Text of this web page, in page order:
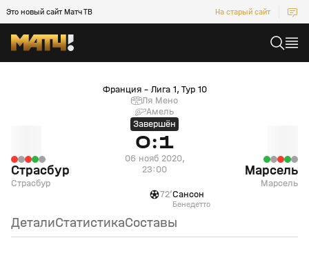
Это новый сайт Матч ТВ На старый сайт
Франция - Лига 1, Тур 10
Ля Мено
Амель
Страсбур
Страсбур
Завершён
0:1
06 нояб 2020,
23:00
Марсель
Марсель
Сансон
Бенедетто
72’
Детали Статистика Составы